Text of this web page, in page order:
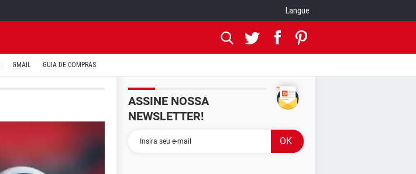
Langue
GMAIL GUIA DE COMPRAS
ASSINE NOSSA
NEWSLETTER!